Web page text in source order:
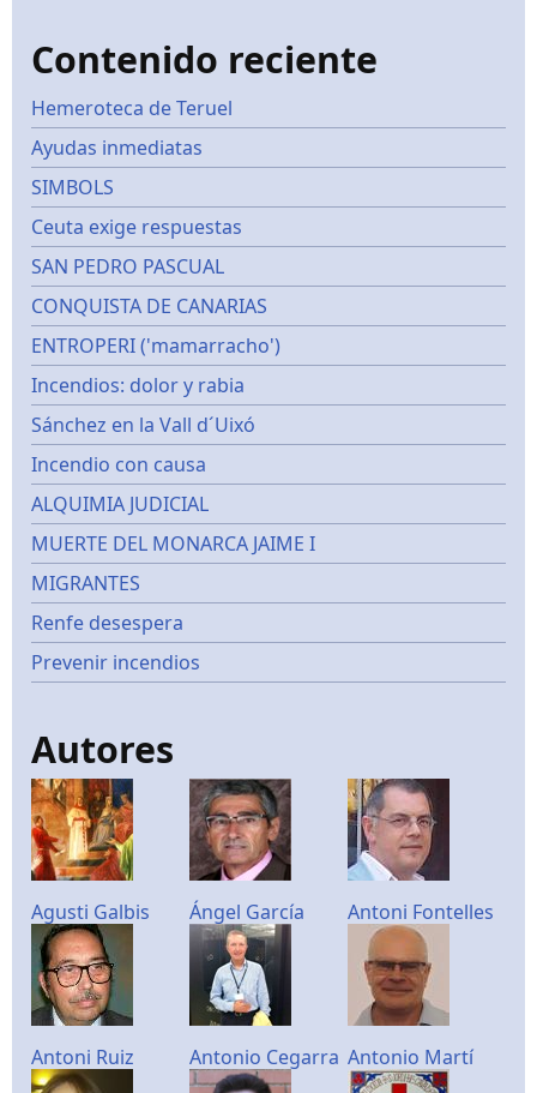
Contenido reciente
Hemeroteca de Teruel
Ayudas inmediatas
SIMBOLS
Ceuta exige respuestas
SAN PEDRO PASCUAL
CONQUISTA DE CANARIAS
ENTROPERI ('mamarracho')
Incendios: dolor y rabia
Sánchez en la Vall d´Uixó
Incendio con causa
ALQUIMIA JUDICIAL
MUERTE DEL MONARCA JAIME I
MIGRANTES
Renfe desespera
Prevenir incendios
Autores
Agusti Galbis Ángel García Antoni Fontelles
Antoni Ruiz Antonio Cegarra Antonio Martí